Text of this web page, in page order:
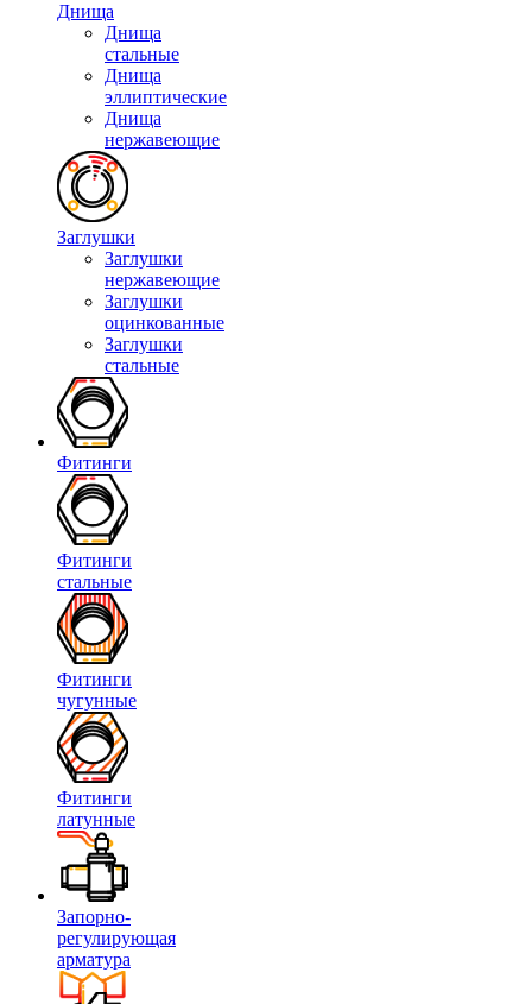
Днища
Днища
стальные
Днища
эллиптические
Днища
нержавеющие
Заглушки
Заглушки
нержавеющие
Заглушки
оцинкованные
Заглушки
стальные
Фитинги
Фитинги
стальные
Фитинги
чугунные
Фитинги
латунные
Запорно-
регулирующая
арматура